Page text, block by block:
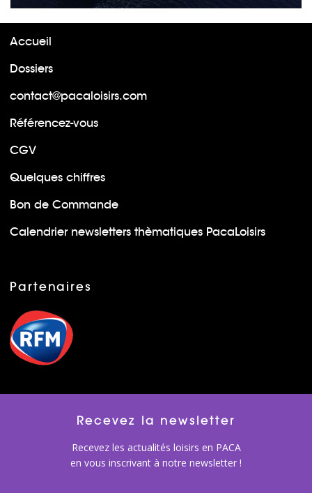
Accueil
Dossiers
contact@pacaloisirs.com
Référencez-vous
CGV
Quelques chiffres
Bon de Commande
Calendrier newsletters thèmatiques PacaLoisirs
Partenaires
Recevez la newsletter
Recevez les actualités loisirs en PACA
en vous inscrivant à notre newsletter !